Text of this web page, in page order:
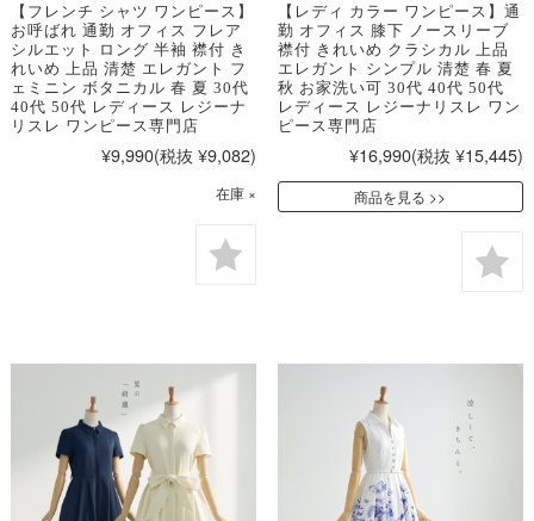
【フレンチ シャツ ワンピース】
お呼ばれ 通勤 オフィス フレア
シルエット ロング 半袖 襟付 き
れいめ 上品 清楚 エレガント フ
ェミニン ボタニカル 春 夏 30代
40代 50代 レディース レジーナ
リスレ ワンピース専門店
¥9,990(税抜 ¥9,082)
在庫 ×
【レディ カラー ワンピース】通
勤 オフィス 膝下 ノースリーブ
襟付 きれいめ クラシカル 上品
エレガント シンプル 清楚 春 夏
秋 お家洗い可 30代 40代 50代
レディース レジーナリスレ ワン
ピース専門店
¥16,990(税抜 ¥15,445)
商品を見る